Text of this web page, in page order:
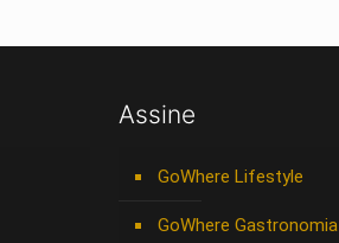
Assine
GoWhere Lifestyle
GoWhere Gastronomia